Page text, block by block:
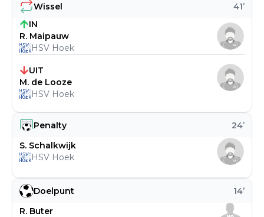
Doelpunt 14’
R. Buter
Penalty 24’
S. Schalkwijk
HSV Hoek
Wissel 41’
IN
R. Maipauw
HSV Hoek
UIT
M. de Looze
HSV Hoek